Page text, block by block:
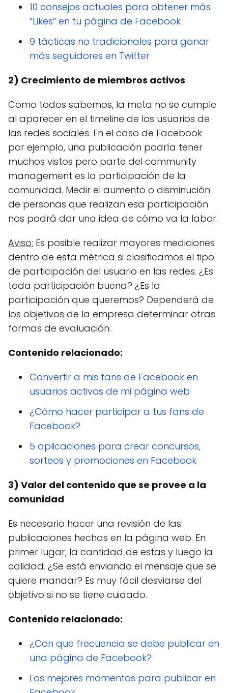
10 consejos actuales para obtener más
“Likes” en tu página de Facebook
9 tácticas no tradicionales para ganar
más seguidores en Twitter
2) Crecimiento de miembros activos
Como todos sabemos, la meta no se cumple
al aparecer en el timeline de los usuarios de
las redes sociales. En el caso de Facebook
por ejemplo, una publicación podría tener
muchos vistos pero parte del community
management es la participación de la
comunidad. Medir el aumento o disminución
de personas que realizan esa participación
nos podrá dar una idea de cómo va la labor.
Aviso: Es posible realizar mayores mediciones
dentro de esta métrica si clasificamos el tipo
de participación del usuario en las redes. ¿Es
toda participación buena? ¿Es la
participación que queremos? Dependerá de
los objetivos de la empresa determinar otras
formas de evaluación.
Contenido relacionado:
Convertir a mis fans de Facebook en
usuarios activos de mi página web
¿Cómo hacer participar a tus fans de
Facebook?
5 aplicaciones para crear concursos,
sorteos y promociones en Facebook
3) Valor del contenido que se provee a la
comunidad
Es necesario hacer una revisión de las
publicaciones hechas en la página web. En
primer lugar, la cantidad de estas y luego la
calidad. ¿Se está enviando el mensaje que se
quiere mandar? Es muy fácil desviarse del
objetivo si no se tiene cuidado.
Contenido relacionado:
¿Con que frecuencia se debe publicar en
una página de Facebook?
Los mejores momentos para publicar en